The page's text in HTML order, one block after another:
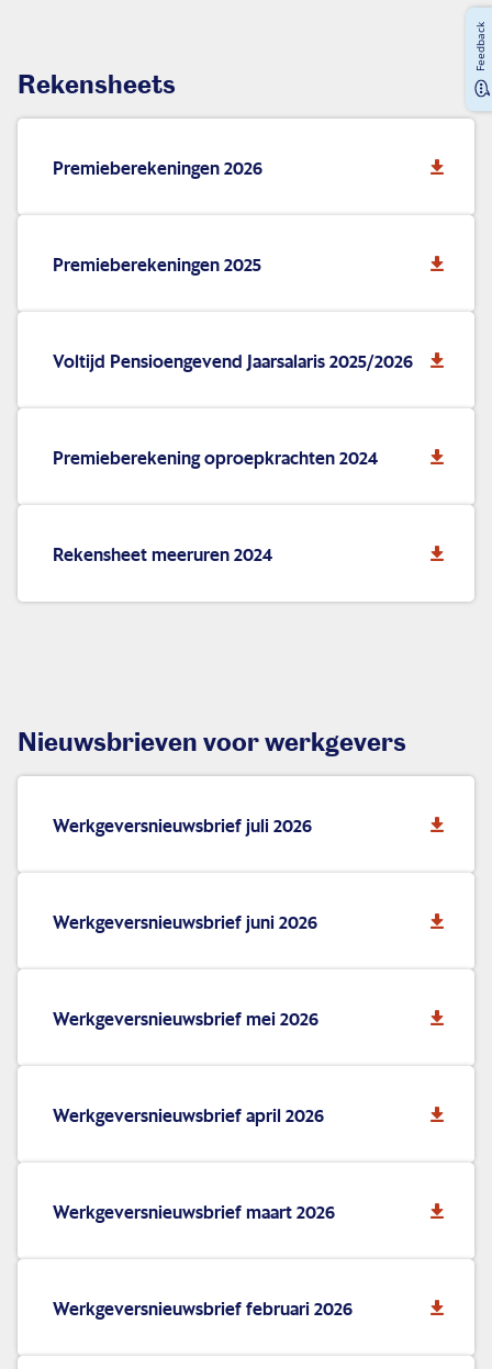
Rekensheets
Premieberekeningen 2026
Premieberekeningen 2025
Voltijd Pensioengevend Jaarsalaris 2025/2026
Premieberekening oproepkrachten 2024
Rekensheet meeruren 2024
Nieuwsbrieven voor werkgevers
Werkgeversnieuwsbrief juli 2026
Werkgeversnieuwsbrief juni 2026
Werkgeversnieuwsbrief mei 2026
Werkgeversnieuwsbrief april 2026
Werkgeversnieuwsbrief maart 2026
Werkgeversnieuwsbrief februari 2026
Feedback